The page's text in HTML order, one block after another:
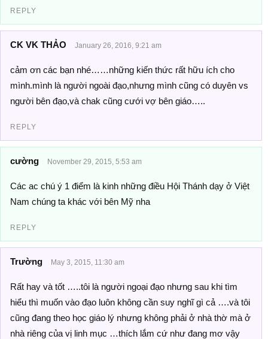
REPLY
CK VK THẢO January 26, 2016, 9:21 am
cảm ơn các bạn nhé……những kiến thức rất hữu ích cho
mình.mình là người ngoài đạo,nhưng mình cũng có duyên vs
người bên đạo,và chak cũng cưới vợ bên giáo…..
REPLY
cường November 29, 2015, 5:53 am
Các ac chú ý 1 điểm là kinh những điều Hội Thánh dạy ở Việt
Nam chúng ta khác với bên Mỹ nha
REPLY
Trường May 3, 2015, 11:30 am
Rất hay và tốt …..tôi là người ngoại đạo nhưng sau khi tìm
hiểu thì muốn vào đạo luôn không cần suy nghĩ gì cả ….và tôi
cũng đang theo học giáo lý nhưng không phải ở nhà thờ mà ở
nhà riêng của vị linh mục …thích lắm cứ như đang mơ vậy